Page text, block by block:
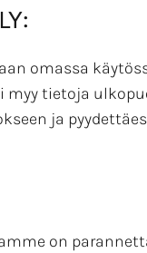
omassa
tietoja
ja
on